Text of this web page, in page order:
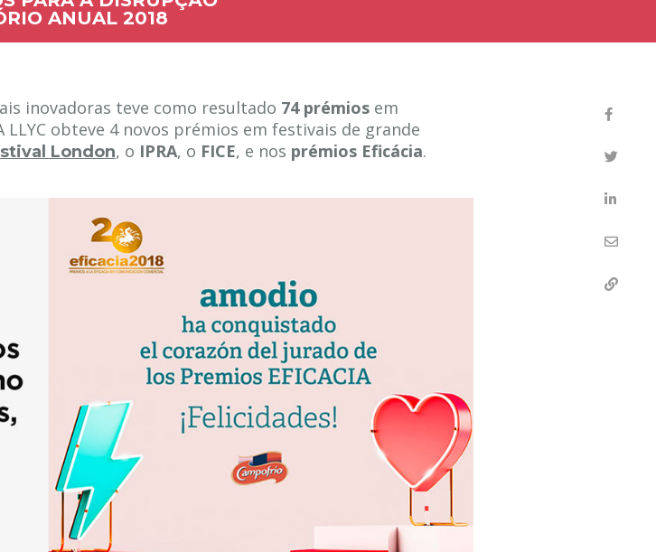
ANUAL 2018
inovadoras teve como resultado 74 prémiosem
obteve 4 novos prémios em festivais de grande
London, o IPRA, o FICE, e nos prémios Eficácia.